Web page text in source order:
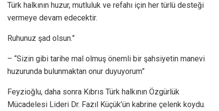
Türk halkının huzur, mutluluk ve refahı için her türlü desteği
vermeye devam edecektir.
Ruhunuz şad olsun.”
– “Sizin gibi tarihe mal olmuş önemli bir şahsiyetin manevi
huzurunda bulunmaktan onur duyuyorum”
Feyzioğlu, daha sonra Kıbrıs Türk halkının Özgürlük
Mücadelesi Lideri Dr. Fazıl Küçük’ün kabrine çelenk koydu.